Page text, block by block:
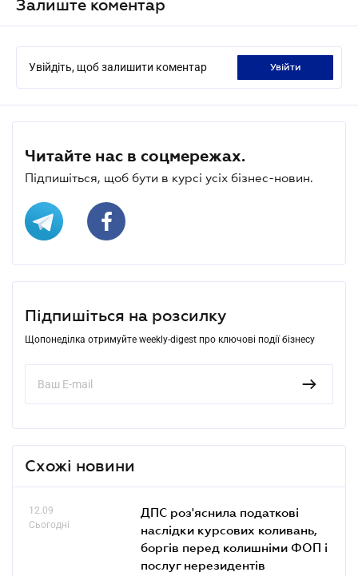
Залиште коментар
Увійдіть, щоб залишити коментар увійти
Читайте нас в соцмережах.
Підпишіться, щоб бути в курсі усіх бізнес-новин.
Підпишіться на розсилку
Щопонеділка отримуйте weekly-digest про ключові події бізнесу
Схожі новини
12.09
Сьогодні
ДПС роз'яснила податкові
наслідки курсових коливань,
боргів перед колишніми ФОП і
послуг нерезидентів